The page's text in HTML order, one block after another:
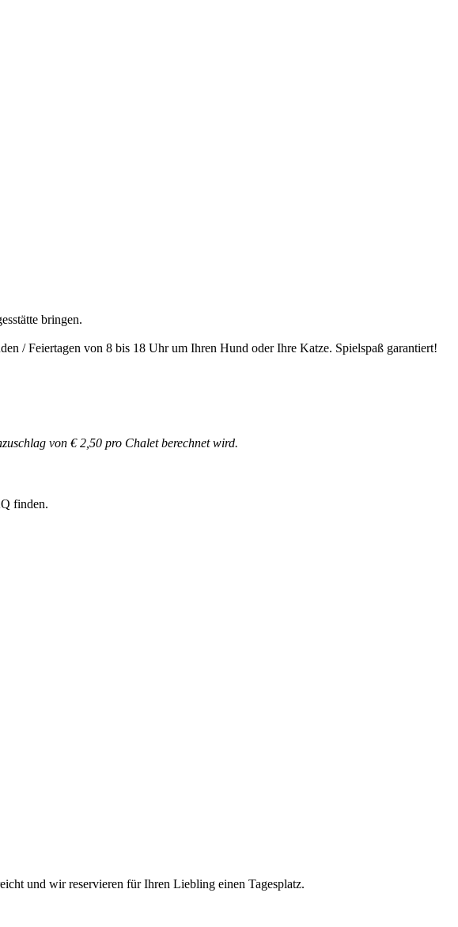
bringen.
/ Feiertagen von 8 bis 18 Uhr um Ihren Hund oder Ihre Katze. Spielspaß garantiert!
von € 2,50 pro Chalet berechnet wird.
finden.
und wir reservieren für Ihren Liebling einen Tagesplatz.